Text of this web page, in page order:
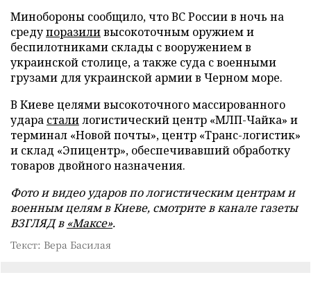
Минобороны сообщило, что ВС России в ночь на
средупоразиливысокоточным оружием и
беспилотниками склады с вооружением в
украинской столице, а также суда с военными
грузами для украинской армии в Черном море.
В Киеве целями высокоточного массированного
удара сталилогистический центр «МЛП-Чайка» и
терминал «Новой почты», центр «Транс-логистик»
и склад «Эпицентр», обеспечивавший обработку
товаров двойного назначения.
Фото и видео ударов по логистическим центрам и
военным целям в Киеве, смотрите в канале газеты
ВЗГЛЯД в «Максе».
Текст: Вера Басилая